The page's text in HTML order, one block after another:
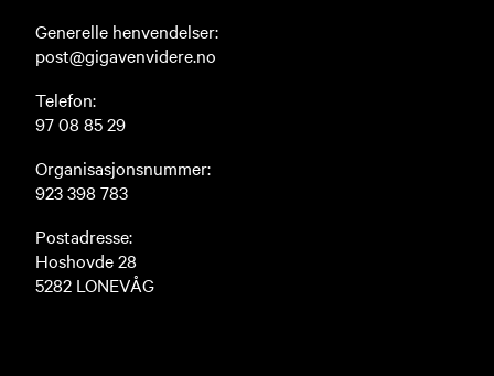
Generelle henvendelser:
post@gigavenvidere.no
Telefon:
97 08 85 29
Organisasjonsnummer:
923 398 783
Postadresse:
Hoshovde 28
5282 LONEVÅG